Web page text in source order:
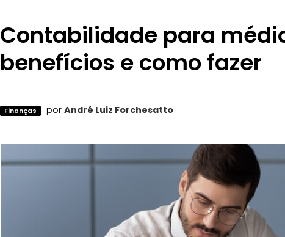
Contabilidade para
benefícios e como fazer
Finanças por André Luiz Forchesatto